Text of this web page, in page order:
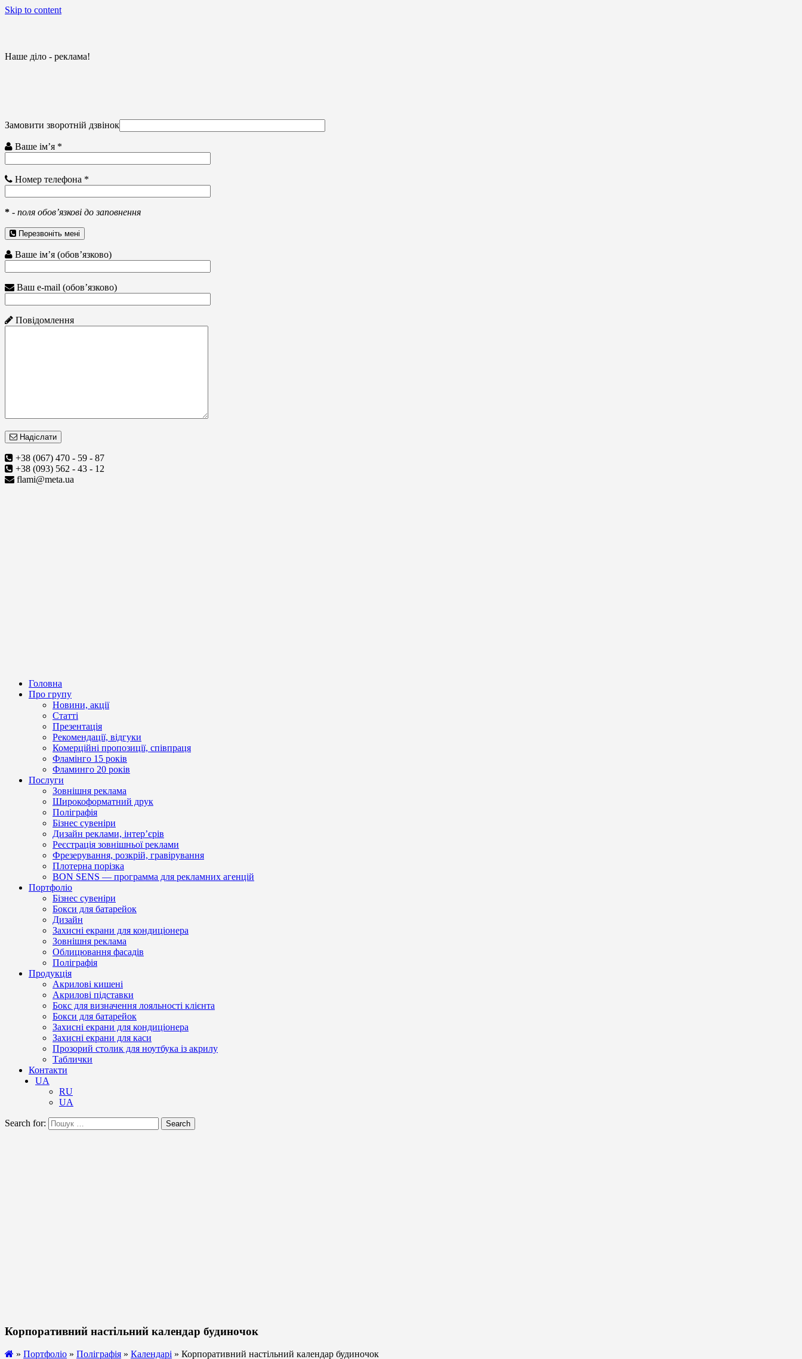
Skip to content
Наше діло - реклама!
Замовити зворотній дзвінок
Ваше ім’я *
Номер телефона *
* - поля обов’язкові до заповнення
Перезвоніть мені
Ваше ім’я (обов’язково)
Ваш e-mail (обов’язково)
Повідомлення
Надіслати
+38 (067) 470 - 59 - 87
+38 (093) 562 - 43 - 12
flami@meta.ua
Головна
Про групу
Новини, акції
Статті
Презентація
Рекомендації, відгуки
Комерційні пропозиції, співпраця
Фламінго 15 років
Фламинго 20 років
Послуги
Зовнішня реклама
Широкоформатний друк
Поліграфія
Бізнес сувеніри
Дизайн реклами, інтер’єрів
Реєстрація зовнішньої реклами
Фрезерування, розкрій, гравірування
Плотерна порізка
BON SENS — программа для рекламних агенцій
Портфоліо
Бізнес сувеніри
Бокси для батарейок
Дизайн
Захисні екрани для кондиціонера
Зовнішня реклама
Облицювання фасадів
Поліграфія
Продукція
Акрилові кишені
Акрилові підставки
Бокс для визначення лояльності клієнта
Бокси для батарейок
Захисні екрани для кондиціонера
Захисні екрани для каси
Прозорий столик для ноутбука із акрилу
Таблички
Контакти
UA
RU
UA
Search for: Search
Корпоративний настільний календар будиночок
» Портфоліо » Поліграфія » Календарі » Корпоративний настільний календар будиночок